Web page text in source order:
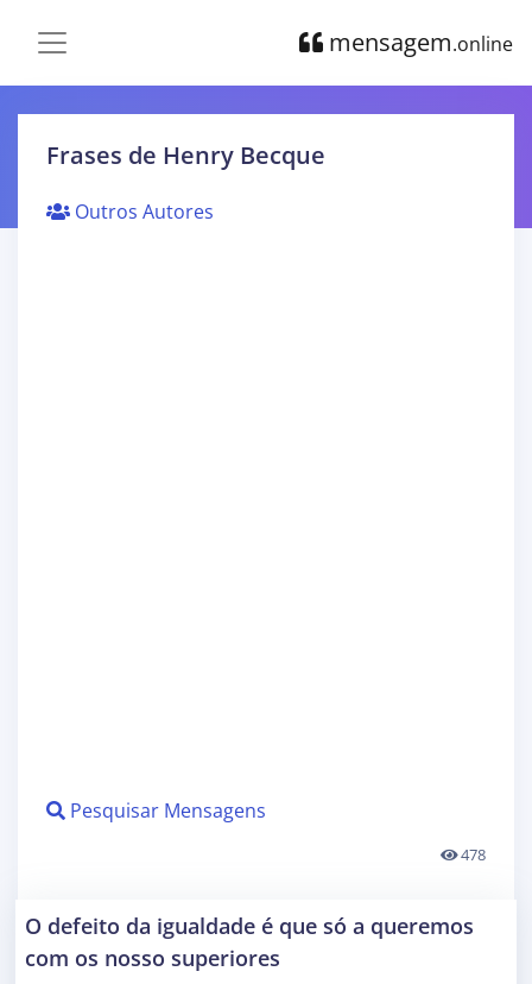
mensagem.online
Frases de Henry Becque
Outros Autores
Pesquisar Mensagens
478
O defeito da igualdade é que só a queremos
com os nosso superiores